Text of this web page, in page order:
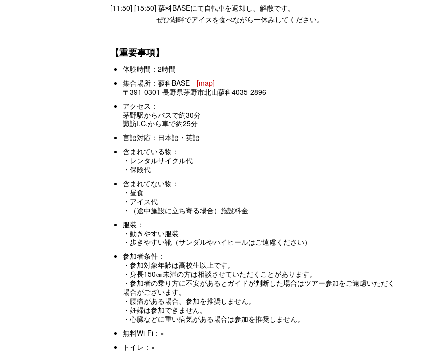
[11:50] [15:50] 蓼科BASEにて自転車を返却し、解散です。
ぜひ湖畔でアイスを食べながら一休みしてください。
【重要事項】
体験時間：2時間
集合場所： 蓼科BASE [map]
〒391-0301 長野県茅野市北山蓼科4035-2896
アクセス：
茅野駅からバスで約30分
諏訪I.C.から車で約25分
言語対応：日本語・英語
含まれている物：
・レンタルサイクル代
・保険代
含まれてない物：
・昼食
・アイス代
・（途中施設に立ち寄る場合）施設料金
服装：
・動きやすい服装
・歩きやすい靴（サンダルやハイヒールはご遠慮ください）
参加者条件：
・参加対象年齢は高校生以上です。
・身長150㎝未満の方は相談させていただくことがあります。
・参加者の乗り方に不安があるとガイドが判断した場合はツアー参加をご遠慮いただく
場合がございます。
・腰痛がある場合、参加を推奨しません。
・妊婦は参加できません。
・心臓などに重い病気がある場合は参加を推奨しません。
無料Wi-Fi：×
トイレ：×